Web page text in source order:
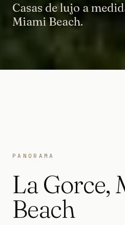
Casas de lujo a
Miami Beach.
PANORAMA
La Gorce,
Beach